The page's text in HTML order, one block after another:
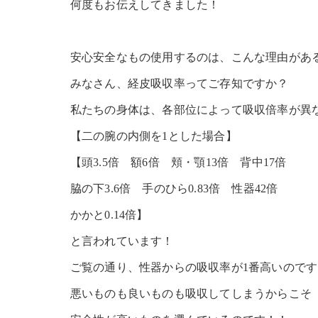
何度もお伝えしてきました！
安心安全なもの使用するのは、こんな理由があ
みなさん、経皮吸収率ってご存知ですか？
私たちの身体は、各部位によって吸収倍率が異
【二の腕の内側を1とした場合】
【頭3.5倍 額6倍 頬・顎13倍 背中17倍
脇の下3.6倍 手のひら0.83倍 性器42倍
かかと0.14倍】
と言われています！
ご覧の通り、性器からの吸収率が1番高いのです
悪いものも良いものも吸収してしまうからこそ